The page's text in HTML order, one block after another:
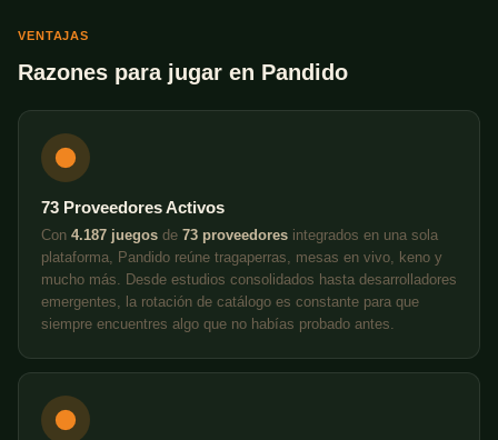
VENTAJAS
Razones para jugar en Pandido
73 Proveedores Activos
Con 4.187 juegos de 73 proveedores integrados en una sola
plataforma, Pandido reúne tragaperras, mesas en vivo, keno y
mucho más. Desde estudios consolidados hasta desarrolladores
emergentes, la rotación de catálogo es constante para que
siempre encuentres algo que no habías probado antes.